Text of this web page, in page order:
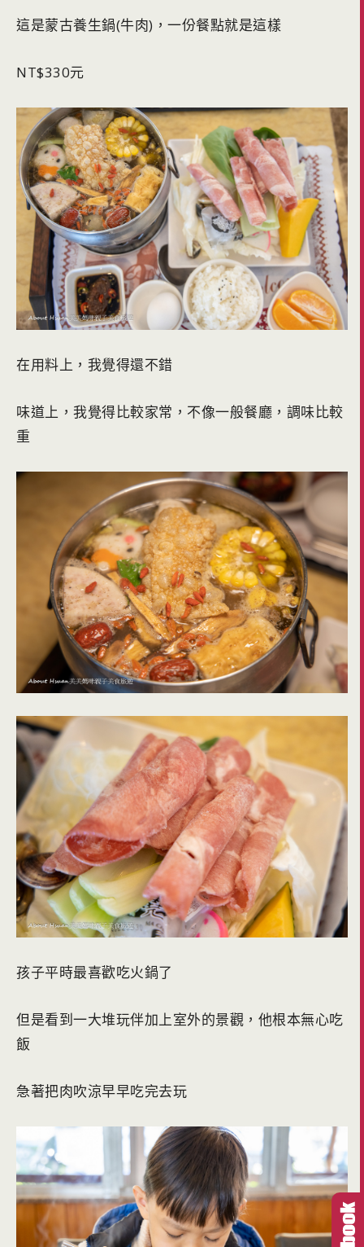
這是蒙古養生鍋(牛肉)，一份餐點就是這樣
NT$330元
在用料上，我覺得還不錯
味道上，我覺得比較家常，不像一般餐廳，調味比較
重
孩子平時最喜歡吃火鍋了
但是看到一大堆玩伴加上室外的景觀，他根本無心吃
飯
急著把肉吹涼早早吃完去玩